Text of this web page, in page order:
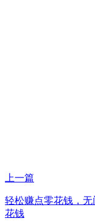
上一篇
轻松赚点零花钱，
花钱